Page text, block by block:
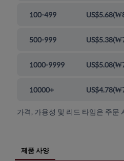
100-499 US$5.68(
500-999 US$5.38(
1000-9999 US$5.08(
10000+ US$4.78(
가격, 가용성 및 리드 타임은 주문
제품 사양